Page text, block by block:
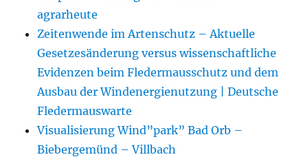
agrarheute
Zeitenwende im Artenschutz – Aktuelle
Gesetzesänderung versus wissenschaftliche
Evidenzen beim Fledermausschutz und dem
Ausbau der Windenergienutzung | Deutsche
Fledermauswarte
Visualisierung Wind”park” Bad Orb –
Biebergemünd – Villbach